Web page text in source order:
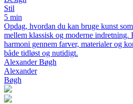
Stil
5 min
Opdag, hvordan du kan bruge kunst
mellem klassisk og moderne indretning.
harmoni gennem farver, materialer og
både tidløst og nutidigt.
Alexander Bøgh
Alexander
Bøgh